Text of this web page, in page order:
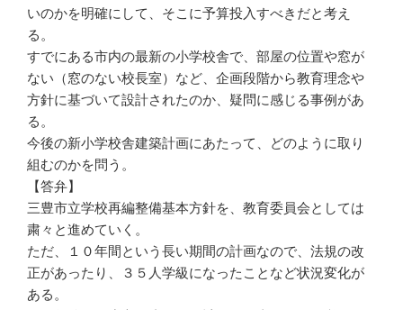
いのかを明確にして、そこに予算投入すべきだと考え
る。
すでにある市内の最新の小学校舎で、部屋の位置や窓が
ない（窓のない校長室）など、企画段階から教育理念や
方針に基づいて設計されたのか、疑問に感じる事例があ
る。
今後の新小学校舎建築計画にあたって、どのように取り
組むのかを問う。
【答弁】
三豊市立学校再編整備基本方針を、教育委員会としては
粛々と進めていく。
ただ、１０年間という長い期間の計画なので、法規の改
正があったり、３５人学級になったことなど状況変化が
ある。